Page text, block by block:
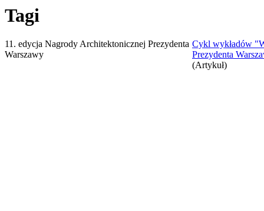
Tagi
11. edycja Nagrody Architektonicznej Prezydenta
Warszawy
Cykl wykładów
Prezydenta
(Artykuł)